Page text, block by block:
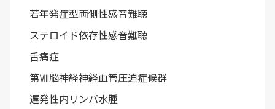
若年発症型両側性感音難聴
ステロイド依存性感音難聴
舌痛症
第Ⅷ脳神経神経血管圧迫症候群
遅発性内リンパ水腫